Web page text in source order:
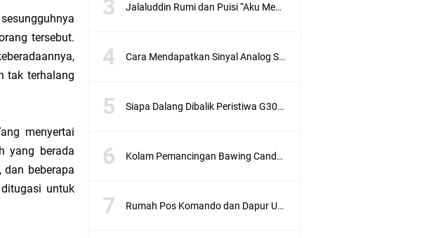
tersebut.
tak terhalang
menyertai
yang berada
dan beberapa
untuk
Jalaluddin Rumi dan Puisi “Aku Mencintamu dalam Diam”
Cara Mendapatkan Sinyal Analog Stasiun Trans TV di Jakarta
Siapa Dalang Dibalik Peristiwa G30S 1965 ?
Kolam Pemancingan Bawing Candra Kirana, Sukadiri, Tangerang
Rumah Pos Komando dan Dapur Umum di Kompleks Lubang Buaya Jakarta